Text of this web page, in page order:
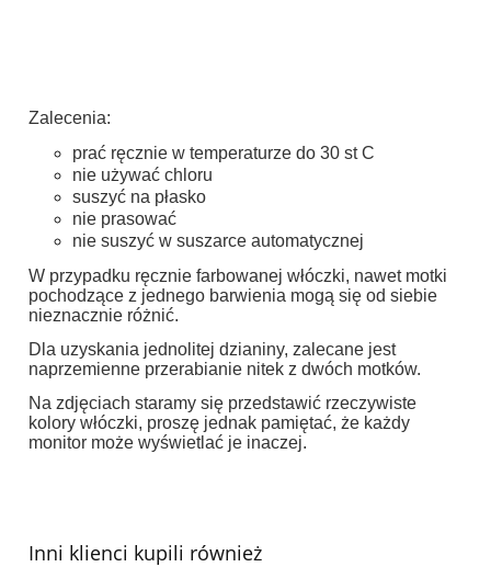
Zalecenia:
prać ręcznie w temperaturze do 30 st C
nie używać chloru
suszyć na płasko
nie prasować
nie suszyć w suszarce automatycznej
W przypadku ręcznie farbowanej włóczki, nawet motki
pochodzące z jednego barwienia mogą się od siebie
nieznacznie różnić.
Dla uzyskania jednolitej dzianiny, zalecane jest
naprzemienne przerabianie nitek z dwóch motków.
Na zdjęciach staramy się przedstawić rzeczywiste
kolory włóczki, proszę jednak pamiętać, że każdy
monitor może wyświetlać je inaczej.
Inni klienci kupili również